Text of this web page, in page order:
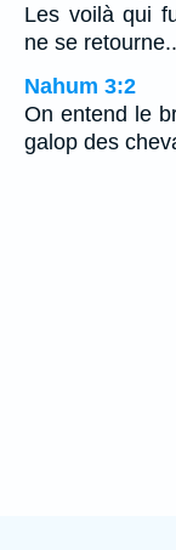
Les voilà qui
ne se
Nahum 3:2
On entend le
galop des